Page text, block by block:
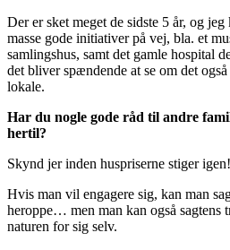
Der er sket meget de sidste 5 år, og
masse gode initiativer på vej, bla. et
samlingshus, samt det gamle hospital
det bliver spændende at se om det
lokale.
Har du nogle gode råd til andre
hertil?
Skynd jer inden huspriserne stiger igen!
Hvis man vil engagere sig, kan man
heroppe… men man kan også sagtens
naturen for sig selv.